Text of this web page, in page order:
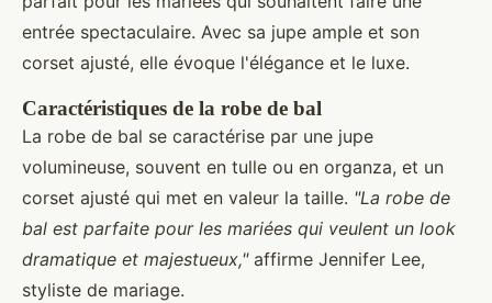
entrée spectaculaire. Avec sa jupe ample et son
corset ajusté, elle évoque l'élégance et le luxe.
Caractéristiques de la robe de bal
La robe de bal se caractérise par une jupe
volumineuse, souvent en tulle ou en organza, et un
corset ajusté qui met en valeur la taille. "La robe de
bal est parfaite pour les mariées qui veulent un look
dramatique et majestueux,"affirme Jennifer Lee,
styliste de mariage.